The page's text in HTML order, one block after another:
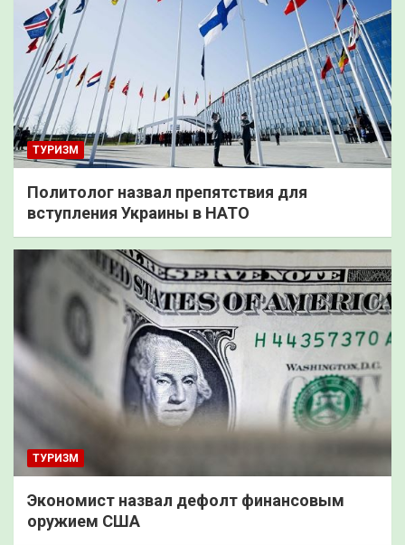
ТУРИЗМ
Политолог назвал препятствия для
вступления Украины в НАТО
ТУРИЗМ
Экономист назвал дефолт финансовым
оружием США